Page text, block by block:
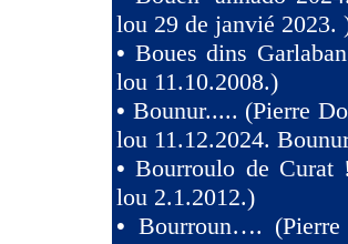
lou 29 de janvié 2023.
• Boues dins
lou 11.10.2008.)
• Bounur..... (Pierre
lou 11.12.2024.
•Bourroulo de Curat
lou 2.1.2012.)
• Bourroun….